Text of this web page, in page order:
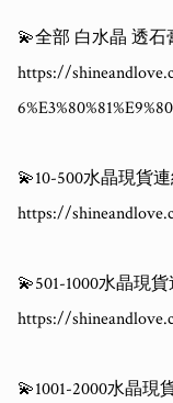
💫全部 白水晶 透石
https://
💫10-500水晶現貨
https://
💫501-1000水晶現
https://
💫1001-2000水晶現